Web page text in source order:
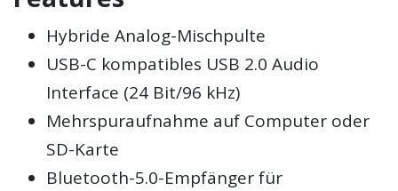
Hybride Analog-Mischpulte
USB-C kompatibles USB 2.0 Audio
Interface (24 Bit/96 kHz)
Mehrspuraufnahme auf Computer oder
SD-Karte
Bluetooth-5.0-Empfänger für